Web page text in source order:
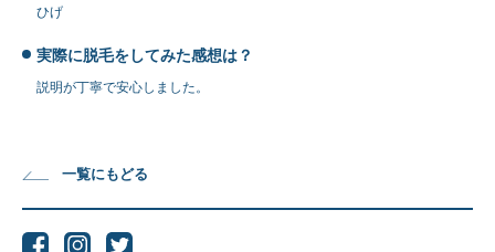
ひげ
実際に脱毛をしてみた感想は？
説明が丁寧で安心しました。
一覧にもどる